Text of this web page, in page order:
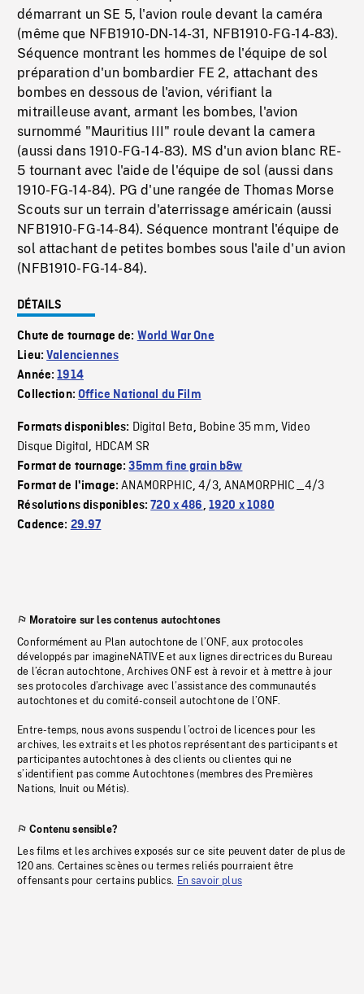
démarrant un SE 5, l'avion roule devant la caméra
(même que NFB1910-DN-14-31, NFB1910-FG-14-83).
Séquence montrant les hommes de l'équipe de sol
préparation d'un bombardier FE 2, attachant des
bombes en dessous de l'avion, vérifiant la
mitrailleuse avant, armant les bombes, l'avion
surnommé "Mauritius III" roule devant la camera
(aussi dans 1910-FG-14-83). MS d'un avion blanc RE-
5 tournant avec l'aide de l'équipe de sol (aussi dans
1910-FG-14-84). PG d'une rangée de Thomas Morse
Scouts sur un terrain d'aterrissage américain (aussi
NFB1910-FG-14-84). Séquence montrant l'équipe de
sol attachant de petites bombes sous l'aile d'un avion
(NFB1910-FG-14-84).
DÉTAILS
Chute de tournage de: World War One
Lieu:Valenciennes
Année:1914
Collection:Office National du Film
Formats disponibles: Digital Beta, Bobine 35 mm,Video
Disque Digital, HDCAM SR
Format de tournage:35mm fine grain b&w
Format de l'image:ANAMORPHIC,4/3, ANAMORPHIC_4/3
Résolutions disponibles:720 x 486, 1920 x 1080
Cadence: 29.97
Moratoire sur les contenus autochtones
Conformément au Plan autochtone de l’ONF, aux protocoles
développés par imagineNATIVE et aux lignes directrices du Bureau
de l’écran autochtone, Archives ONF est à revoir et à mettre à jour
ses protocoles d’archivage avec l’assistance des communautés
autochtones et du comité-conseil autochtone de l’ONF.
Entre-temps, nous avons suspendu l’octroi de licences pour les
archives, les extraits et les photos représentant des participants et
participantes autochtones à des clients ou clientes qui ne
s’identifient pas comme Autochtones (membres des Premières
Nations, Inuit ou Métis).
Contenu sensible?
Les films et les archives exposés sur ce site peuvent dater de plus de
120 ans. Certaines scènes ou termes reliés pourraient être
offensants pour certains publics. En savoir plus